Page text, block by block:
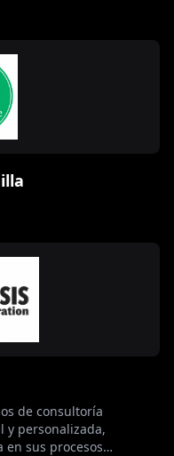
para adaptarse
opciones de
postventa confiable.
vendemos autos—
nuestros clientes.
que pone a las
de consultoría
y personalizada,
sus procesos